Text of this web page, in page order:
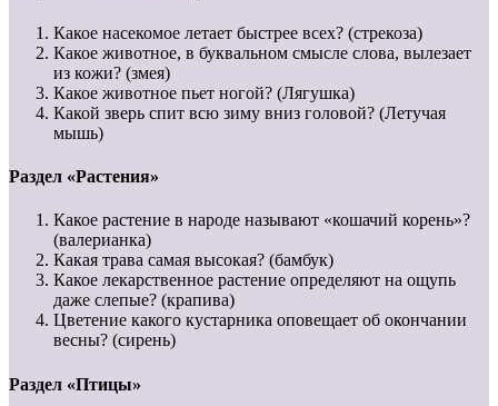
Какое насекомое летает быстрее всех? (стрекоза)
Какое животное, в буквальном смысле слова, вылезает
из кожи? (змея)
Какое животное пьет ногой? (Лягушка)
Какой зверь спит всю зиму вниз головой? (Летучая
мышь)
Раздел «Растения»
Какое растение в народе называют «кошачий корень»?
(валерианка)
Какая трава самая высокая? (бамбук)
Какое лекарственное растение определяют на ощупь
даже слепые? (крапива)
Цветение какого кустарника оповещает об окончании
весны? (сирень)
Раздел «Птицы»